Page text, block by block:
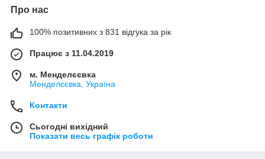
Про нас
100% позитивних з 831 відгука за рік
Працює з 11.04.2019
м. Менделєєвка
Менделєєвка, Україна
Контакти
Сьогодні вихідний
Показати весь графік роботи